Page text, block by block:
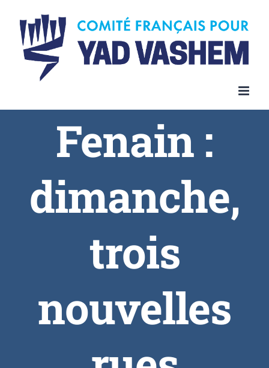
Fenain :
dimanche,
trois
nouvelles